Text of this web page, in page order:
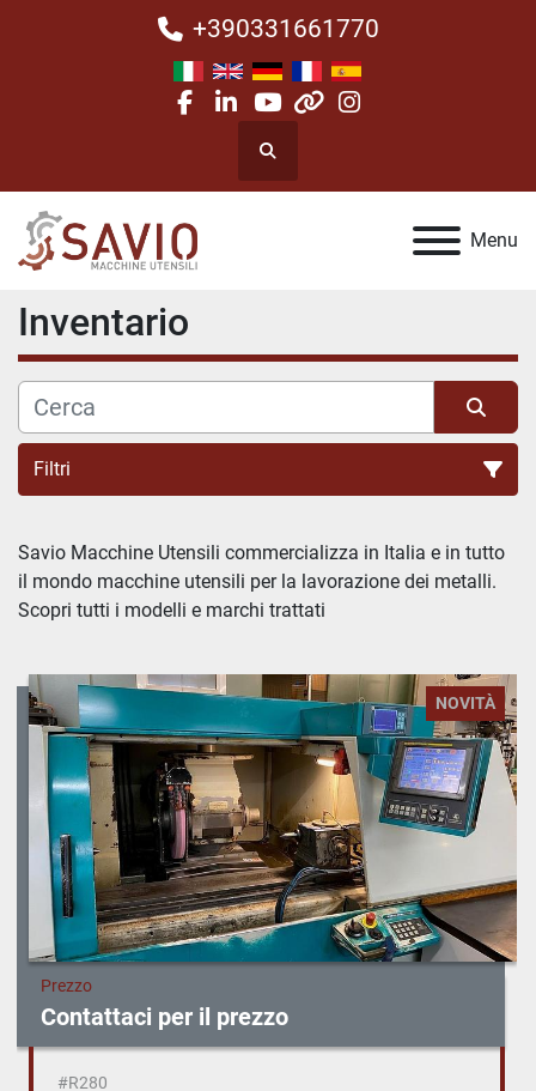
+390331661770
facebook
linkedin
youtube
otherinstagram
Cerca
Menu
Inventario
Filtri
Tutte le categorie
Ordina per
Savio Macchine Utensili commercializza in Italia e in tutto
il mondo macchine utensili per la lavorazione dei metalli.
Scopri tutti i modelli e marchi trattati
NOVITÀ
Prezzo
Contattaci per il prezzo
#R280